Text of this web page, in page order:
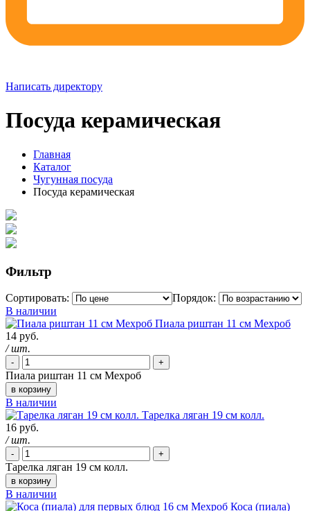
Написать директору
Посуда керамическая
Главная
Каталог
Чугунная посуда
Посуда керамическая
Фильтр
Сортировать:
Порядок:
В наличии
Пиала риштан 11 см Мехроб
14 руб.
/ шт.
- +
Пиала риштан 11 см Мехроб
в корзину
В наличии
Тарелка ляган 19 см колл.
16 руб.
/ шт.
- +
Тарелка ляган 19 см колл.
в корзину
В наличии
Коса (пиала)